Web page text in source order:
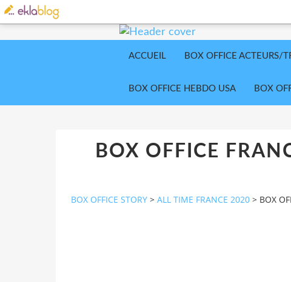
ACCUEIL BOX OFFICE ACTEURS/
BOX OFFICE HEBDO USA BOX
BOX OFFICE
BOX OFFICE STORY > ALL TIME FRANCE 2020 > BOX